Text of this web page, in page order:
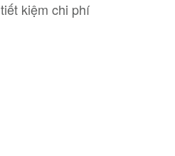
kiệm chi phí